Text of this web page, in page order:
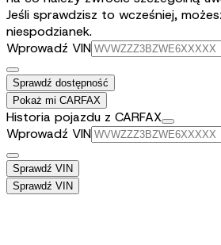
Jeśli sprawdzisz to wcześniej,
niespodzianek.
Wprowadź VIN
Sprawdź dostępność
Pokaż mi CARFAX
Historia pojazdu z CARFAX
Wprowadź VIN
Sprawdź VIN
Sprawdź VIN